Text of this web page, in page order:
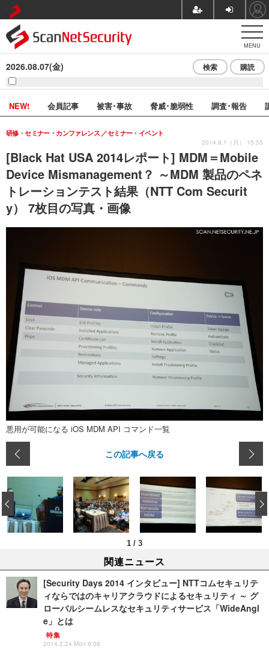
MENU
2026.08.07(金) 検索 購読
NEW! 会員記事 被害･事故 脅威･脆弱性 調査･報告
[Black Hat USA 2014レポート] MDM＝Mobile
Device Mismanagement？ ～MDM 製品のペネ
トレーションテスト結果（NTT Com Securit
y） 7枚目の写真・画像
研修・セミナー・カンファレンス セミナー・イベント
2014.9.1（月） 15:55
悪用が可能になる iOS MDM API コマンド一覧
この記事へ戻る
1 / 3
‹
関連ニュース
[Security Days 2014 インタビュー] NTTコムセキュリテ
ィならではのキャリアクラウドによるセキュリティ ～ グ
ローバルシームレスなセキュリティサービス「WideAngl
e」とは
特集
2014.2.24 Mon 9:58